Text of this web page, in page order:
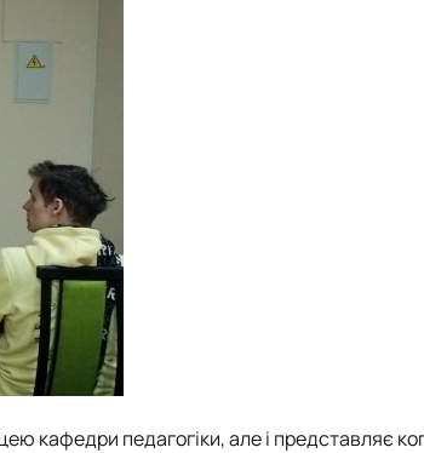
кафедри педагогіки, але і представляє